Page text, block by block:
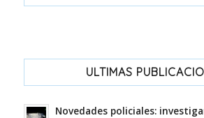
ULTIMAS
Novedades policiales: